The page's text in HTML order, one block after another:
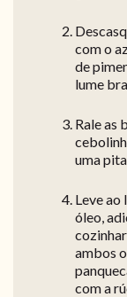
com o
de
lume
Rale as
uma
Leve
óleo,
ambos
com a